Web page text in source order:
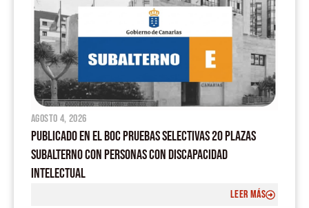
agosto 4, 2026
PUBLICADO EN EL BOC PRUEBAS SELECTIVAS 20 PLAZAS
SUBALTERNO CON PERSONAS CON DISCAPACIDAD
INTELECTUAL
LEER MÁS